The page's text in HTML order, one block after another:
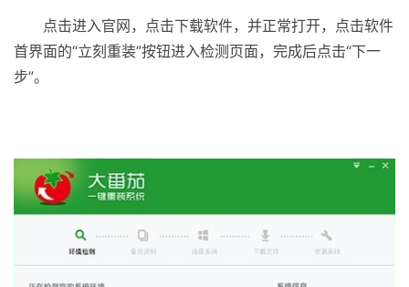
点击进入官网，点击下载软件，并正常打开，点击软件
首界面的“立刻重装”按钮进入检测页面，完成后点击“下一
步”。